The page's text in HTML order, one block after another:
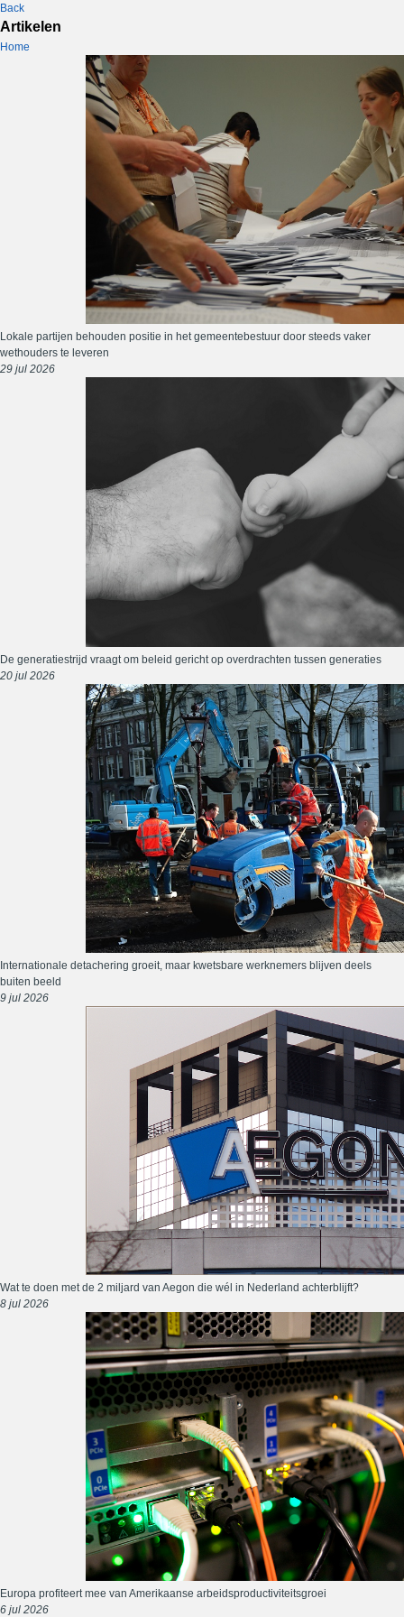
Back
Artikelen
Home
Lokale partijen behouden positie in het gemeentebestuur door steeds vaker
wethouders te leveren
29 jul 2026
De generatiestrijd vraagt om beleid gericht op overdrachten tussen generaties
20 jul 2026
Internationale detachering groeit, maar kwetsbare werknemers blijven deels
buiten beeld
9 jul 2026
Wat te doen met de 2 miljard van Aegon die wél in Nederland achterblijft?
8 jul 2026
Europa profiteert mee van Amerikaanse arbeidsproductiviteitsgroei
6 jul 2026